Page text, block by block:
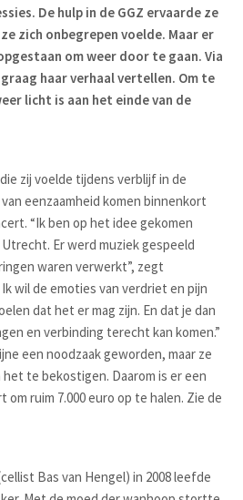
De hulp in de GGZ ervaarde ze
zich onbegrepen voelde. Maar er
om weer door te gaan. Via
haar verhaal vertellen. Om te
licht is aan het einde van de
zij voelde tijdens verblijf in de
eenzaamheid komen binnenkort
“Ik ben op het idee gekomen
Er werd muziek gespeeld
waren verwerkt”, zegt
wil de emoties van verdriet en pijn
dat het er mag zijn. En dat je dan
en verbinding terecht kan komen.”
een noodzaak geworden, maar ze
te bekostigen. Daarom is er een
ruim 7.000 euro op te halen. Zie de
Bas van Hengel) in 2008 leefde